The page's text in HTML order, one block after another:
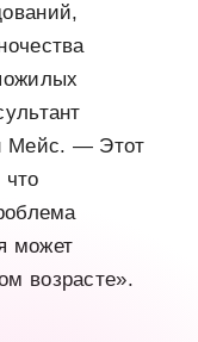
Мейс. — Этот
может
возрасте».